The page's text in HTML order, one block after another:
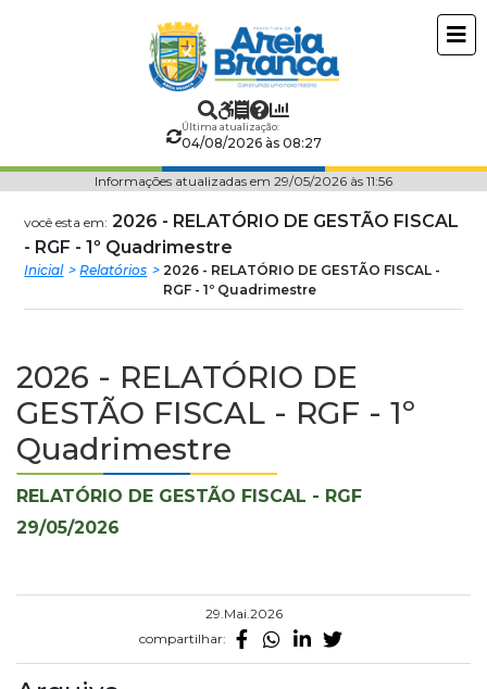
Prefeitura
Municipal
Areia
Branca
Última atualização:
04/08/2026 às 08:27
Informações atualizadas em 29/05/2026 às 11:56
você esta em: 2026 - RELATÓRIO DE GESTÃO FISCAL
- RGF - 1º Quadrimestre
Inicial Relatórios
2026 - RELATÓRIO DE GESTÃO FISCAL -
RGF - 1º Quadrimestre
2026 - RELATÓRIO DE
GESTÃO FISCAL - RGF - 1º
Quadrimestre
RELATÓRIO DE GESTÃO FISCAL - RGF
29/05/2026
29.Mai.2026
compartilhar: